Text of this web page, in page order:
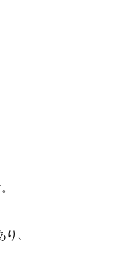
、